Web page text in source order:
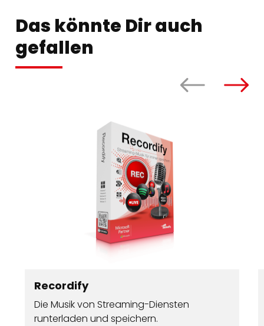
Das könnte Dir auch
gefallen
Recordify
Die Musik von Streaming-Diensten
runterladen und speichern.